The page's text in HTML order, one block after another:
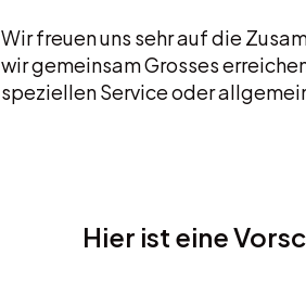
Wir freuen uns sehr auf die
wir gemeinsam Grosses
speziellen Service oder
Hier ist eine